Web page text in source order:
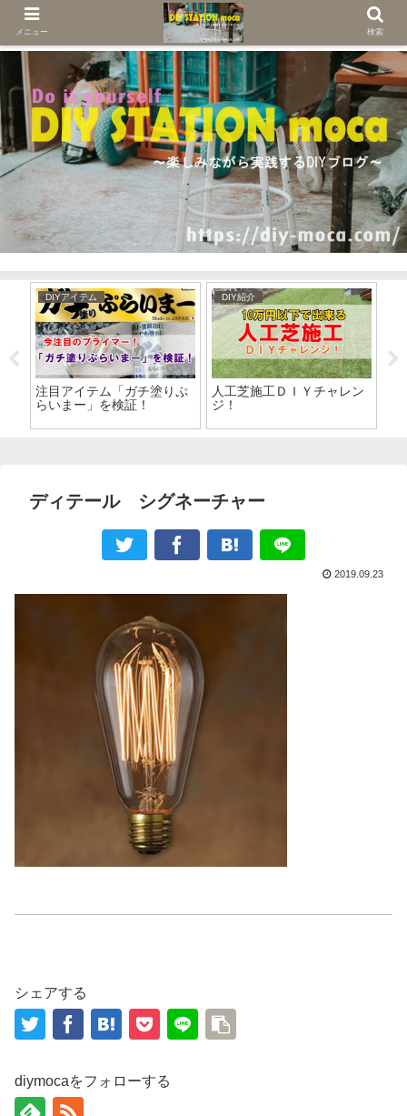
DIYアイテム
注目アイテム「ガチ塗りぷ
らいまー」を検証！
DIY紹介
人工芝施工ＤＩＹチャレン
ジ！
ディテール シグネーチャー
2019.09.23
シェアする
diymocaをフォローする
メニュー 検索